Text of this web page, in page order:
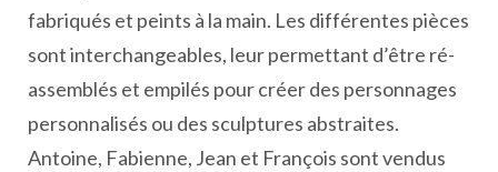
fabriqués et peints à la main. Les différentes pièces
sont interchangeables, leur permettant d’être ré-
assemblés et empilés pour créer des personnages
personnalisés ou des sculptures abstraites.
Antoine, Fabienne, Jean et François sont vendus